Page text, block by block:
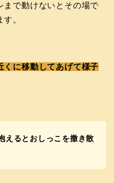
まで動けないとその場で
。
くに移動してあげて様子
えるとおしっこを撒き散